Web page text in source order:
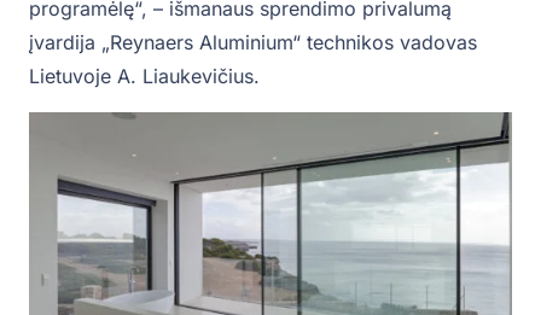
programėlę“, – išmanaus sprendimo privalumą
įvardija „Reynaers Aluminium“ technikos vadovas
Lietuvoje A. Liaukevičius.